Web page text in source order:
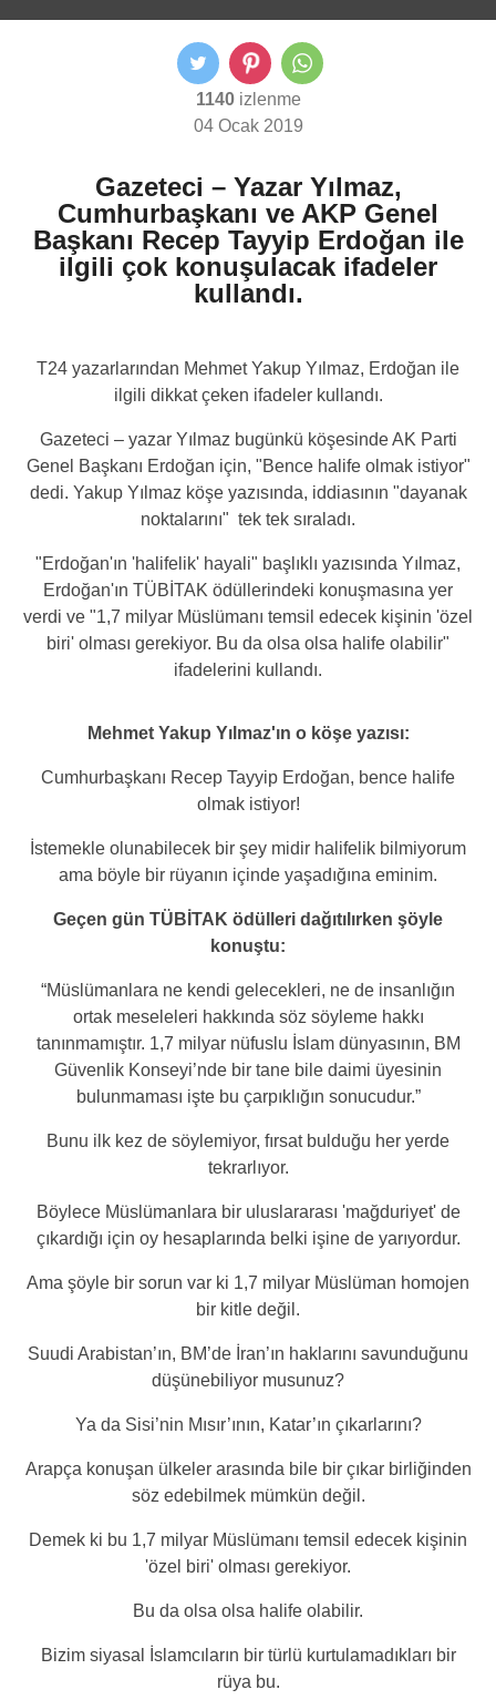
1140izlenme
04 Ocak 2019
Gazeteci – Yazar Yılmaz,
Cumhurbaşkanı ve AKP Genel
Başkanı Recep Tayyip Erdoğan ile
ilgili çok konuşulacak ifadeler
kullandı.
T24 yazarlarından Mehmet Yakup Yılmaz, Erdoğan ile
ilgili dikkat çeken ifadeler kullandı.
Gazeteci – yazar Yılmaz bugünkü köşesinde AK Parti
Genel Başkanı Erdoğan için, "Bence halife olmak istiyor"
dedi. Yakup Yılmaz köşe yazısında, iddiasının "dayanak
noktalarını" tek tek sıraladı.
"Erdoğan'ın 'halifelik' hayali" başlıklı yazısında Yılmaz,
Erdoğan'ın TÜBİTAK ödüllerindeki konuşmasına yer
verdi ve "1,7 milyar Müslümanı temsil edecek kişinin 'özel
biri' olması gerekiyor. Bu da olsa olsa halife olabilir"
ifadelerini kullandı.
Mehmet Yakup Yılmaz'ın o köşe yazısı:
Cumhurbaşkanı Recep Tayyip Erdoğan, bence halife
olmak istiyor!
İstemekle olunabilecek bir şey midir halifelik bilmiyorum
ama böyle bir rüyanın içinde yaşadığına eminim.
Geçen gün TÜBİTAK ödülleri dağıtılırken şöyle
konuştu:
“Müslümanlara ne kendi gelecekleri, ne de insanlığın
ortak meseleleri hakkında söz söyleme hakkı
tanınmamıştır. 1,7 milyar nüfuslu İslam dünyasının, BM
Güvenlik Konseyi’nde bir tane bile daimi üyesinin
bulunmaması işte bu çarpıklığın sonucudur.”
Bunu ilk kez de söylemiyor, fırsat bulduğu her yerde
tekrarlıyor.
Böylece Müslümanlara bir uluslararası 'mağduriyet' de
çıkardığı için oy hesaplarında belki işine de yarıyordur.
Ama şöyle bir sorun var ki 1,7 milyar Müslüman homojen
bir kitle değil.
Suudi Arabistan’ın, BM’de İran’ın haklarını savunduğunu
düşünebiliyor musunuz?
Ya da Sisi’nin Mısır’ının, Katar’ın çıkarlarını?
Arapça konuşan ülkeler arasında bile bir çıkar birliğinden
söz edebilmek mümkün değil.
Demek ki bu 1,7 milyar Müslümanı temsil edecek kişinin
'özel biri' olması gerekiyor.
Bu da olsa olsa halife olabilir.
Bizim siyasal İslamcıların bir türlü kurtulamadıkları bir
rüya bu.